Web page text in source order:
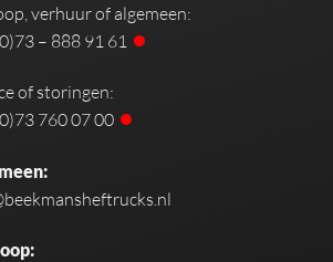
verhuur of algemeen:
– 888 91 61
of storingen:
760 07 00